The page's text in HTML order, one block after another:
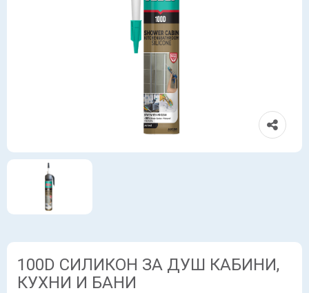
100D СИЛИКОН ЗА ДУШ КАБИНИ,
КУХНИ И БАНИ